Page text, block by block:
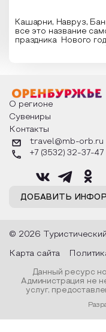
Кашарни, Навруз,
все это название
праздника Нового
о том, как встречают
разных уголках
обряды совершают
благополучие, в чем
различаются
Дед Мороз и откуда
его называют в
страны и как
О регионе
Сувениры
Контакты
ДОБАВИТЬ
travel@mb-orb.ru
+7 (3532) 32-37-47
© 2026
Карта сайта
Данный ресурс
Администрация не
услуг,